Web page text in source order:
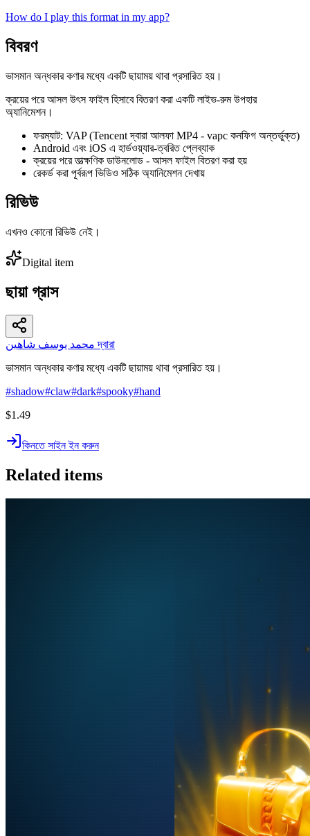
How do I play this format in my app?
বিবরণ
ভাসমান অন্ধকার কণার মধ্যে একটি ছায়াময় থাবা প্রসারিত হয়।
ক্রয়ের পরে আসল উৎস ফাইল হিসাবে বিতরণ করা একটি লাইভ-রুম উপহার
অ্যানিমেশন।
ফরম্যাট: VAP (Tencent দ্বারা আলফা MP4 - vapc কনফিগ অন্তর্ভুক্ত)
Android এবং iOS এ হার্ডওয়্যার-ত্বরিত প্লেব্যাক
ক্রয়ের পরে তাত্ক্ষণিক ডাউনলোড - আসল ফাইল বিতরণ করা হয়
রেকর্ড করা পূর্বরূপ ভিডিও সঠিক অ্যানিমেশন দেখায়
রিভিউ
এখনও কোনো রিভিউ নেই।
Digital item
ছায়া গ্রাস
محمد يوسف شاهين দ্বারা
ভাসমান অন্ধকার কণার মধ্যে একটি ছায়াময় থাবা প্রসারিত হয়।
#shadow#claw#dark#spooky#hand
$1.49
কিনতে সাইন ইন করুন
Related items